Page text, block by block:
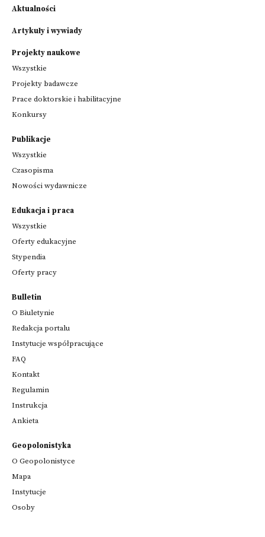
Aktualności
Artykuły i wywiady
Projekty naukowe
Wszystkie
Projekty badawcze
Prace doktorskie i habilitacyjne
Konkursy
Publikacje
Wszystkie
Czasopisma
Nowości wydawnicze
Edukacja i praca
Wszystkie
Oferty edukacyjne
Stypendia
Oferty pracy
Bulletin
O Biuletynie
Redakcja portalu
Instytucje współpracujące
FAQ
Kontakt
Regulamin
Instrukcja
Ankieta
Geopolonistyka
O Geopolonistyce
Mapa
Instytucje
Osoby